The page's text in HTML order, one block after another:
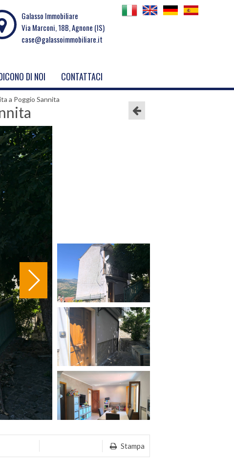
Galasso Immobiliare
Via Marconi, 18B, Agnone (IS)
case@galassoimmobiliare.it
DI NOI CONTATTACI
a Poggio Sannita
Stampa